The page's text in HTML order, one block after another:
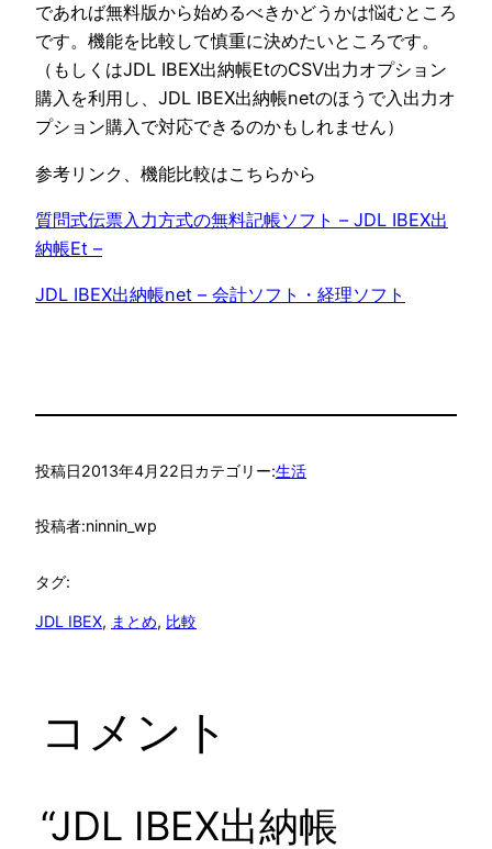
であれば無料版から始めるべきかどうかは悩むところ
です。機能を比較して慎重に決めたいところです。
（もしくはJDL IBEX出納帳EtのCSV出力オプション
購入を利用し、JDL IBEX出納帳netのほうで入出力オ
プション購入で対応できるのかもしれません）
参考リンク、機能比較はこちらから
質問式伝票入力方式の無料記帳ソフト – JDL IBEX出
納帳Et –
JDL IBEX出納帳net – 会計ソフト・経理ソフト
投稿日2013年4月22日カテゴリー:生活
投稿者:ninnin_wp
タグ:
JDL IBEX, まとめ, 比較
コメント
“JDL IBEX出納帳